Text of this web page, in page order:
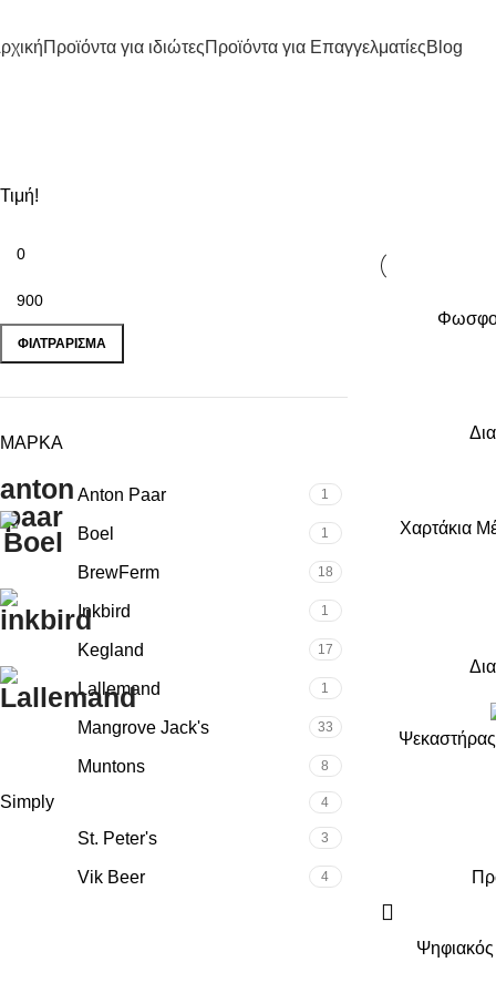
Προϊόντα για ιδιώτεςΠροϊόντα για ΕπαγγελματίεςBlog
Τιμή!
ΦΙΛΤΡΆΡΙΣΜΑ
ΜΑΡΚΑ
Anton Paar 1
Boel 1
BrewFerm 18
Inkbird 1
Kegland 17
Lallemand 1
Mangrove Jack's 33
Muntons 8
Simply 4
St. Peter's 3
Vik Beer 4
Χαρτάκια